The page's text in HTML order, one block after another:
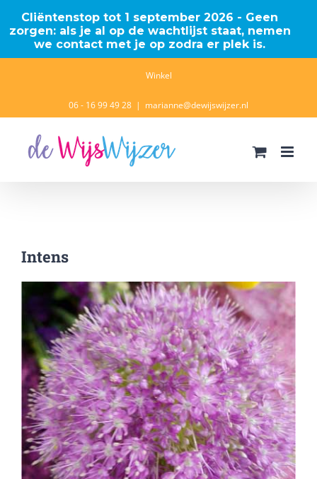
inhoud
Winkel
06 - 16 99 49 28 | marianne@dewijswijzer.nl
Intens
Cliëntenstop tot 1 september 2026 - Geen
zorgen: als je al op de wachtlijst staat, nemen
we contact met je op zodra er plek is.